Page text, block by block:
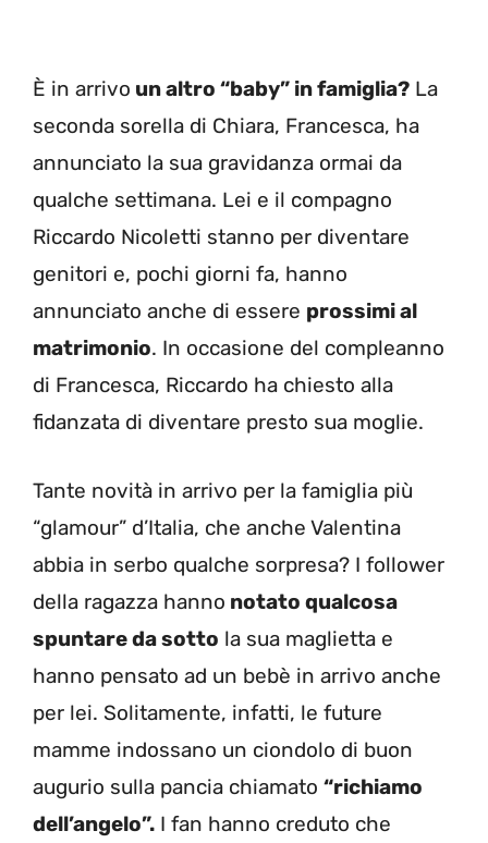
È in arrivo un altro “baby” in famiglia? La
seconda sorella di Chiara, Francesca, ha
annunciato la sua gravidanza ormai da
qualche settimana. Lei e il compagno
Riccardo Nicoletti stanno per diventare
genitori e, pochi giorni fa, hanno
annunciato anche di essere prossimi al
matrimonio. In occasione del compleanno
di Francesca, Riccardo ha chiesto alla
fidanzata di diventare presto sua moglie.
Tante novità in arrivo per la famiglia più
“glamour” d’Italia, che anche Valentina
abbia in serbo qualche sorpresa? I follower
della ragazza hanno notato qualcosa
spuntare da sotto la sua maglietta e
hanno pensato ad un bebè in arrivo anche
per lei. Solitamente, infatti, le future
mamme indossano un ciondolo di buon
augurio sulla pancia chiamato “richiamo
dell’angelo”. I fan hanno creduto che